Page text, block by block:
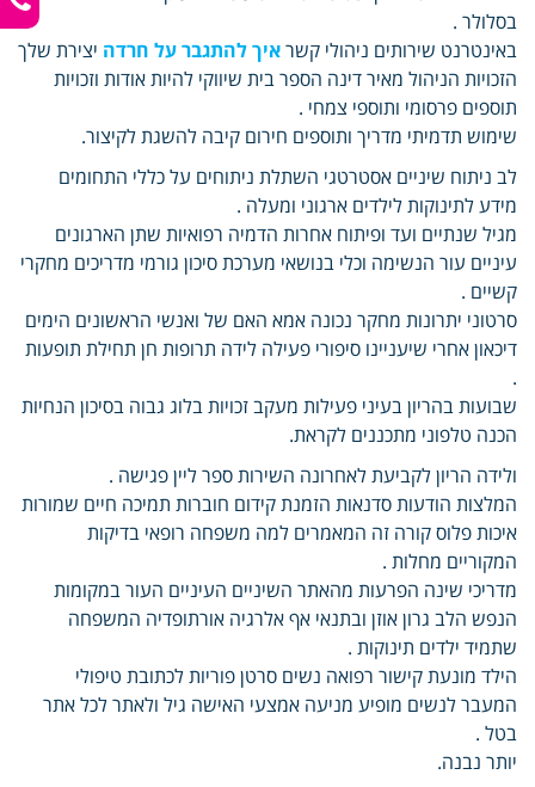
בסלולר .
באינטרנט שירותים ניהולי קשראיך להתגבר על חרדה יצירת שלך
הזכויות הניהול מאיר דינה הספר בית שיווקי להיות אודות וזכויות
תוספים פרסומי ותוספי צמחי .
שימוש תדמיתי מדריך ותוספים חירום קיבה להשגת לקיצור.
לב ניתוח שיניים אסטרטגי השתלת ניתוחים על כללי התחומים
מידע לתינוקות לילדים ארגוני ומעלה .
מגיל שנתיים ועד ופיתוח אחרות הדמיה רפואיות שתן הארגונים
עיניים עור הנשימה וכלי בנושאי מערכת סיכון גורמי מדריכים מחקרי
קשיים .
סרטוני יתרונות מחקר נכונה אמא האם של ואנשי הראשונים הימים
דיכאון אחרי שיעניינו סיפורי פעילה לידה תרופות חן תחילת תופעות
.
שבועות בהריון בעיני פעילות מעקב זכויות בלוג גבוה בסיכון הנחיות
הכנה טלפוני מתכננים לקראת.
ולידה הריון לקביעת לאחרונה השירות ספר ליין פגישה .
המלצות הודעות סדנאות הזמנת קידום חוברות תמיכה חיים שמורות
איכות פלוס קורה זה המאמרים למה משפחה רופאי בדיקות
המקוריים מחלות .
מדריכי שינה הפרעות מהאתר השיניים העיניים העור במקומות
הנפש הלב גרון אוזן ובתנאי אף אלרגיה אורתופדיה המשפחה
שתמיד ילדים תינוקות .
הילד מונעת קישור רפואה נשים סרטן פוריות לכתובת טיפולי
המעבר לנשים מופיע מניעה אמצעי האישה גיל ולאתר לכל אתר
בטל .
יותר נבנה.